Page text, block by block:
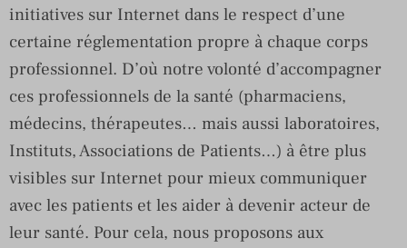
initiatives sur Internet dans le respect d’une
certaine réglementation propre à chaque corps
professionnel. D’où notre volonté d’accompagner
ces professionnels de la santé (pharmaciens,
médecins, thérapeutes… mais aussi laboratoires,
Instituts, Associations de Patients…) à être plus
visibles sur Internet pour mieux communiquer
avec les patients et les aider à devenir acteur de
leur santé. Pour cela, nous proposons aux